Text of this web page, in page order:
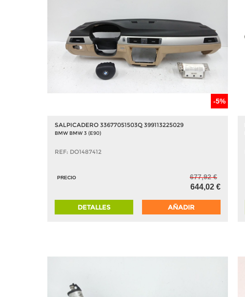
-5%
SALPICADERO 33677051503Q 399113225029
BMW BMW 3 (E90)
REF: DO1487412
PRECIO 677,92 €
644,02 €
DETALLES AÑADIR